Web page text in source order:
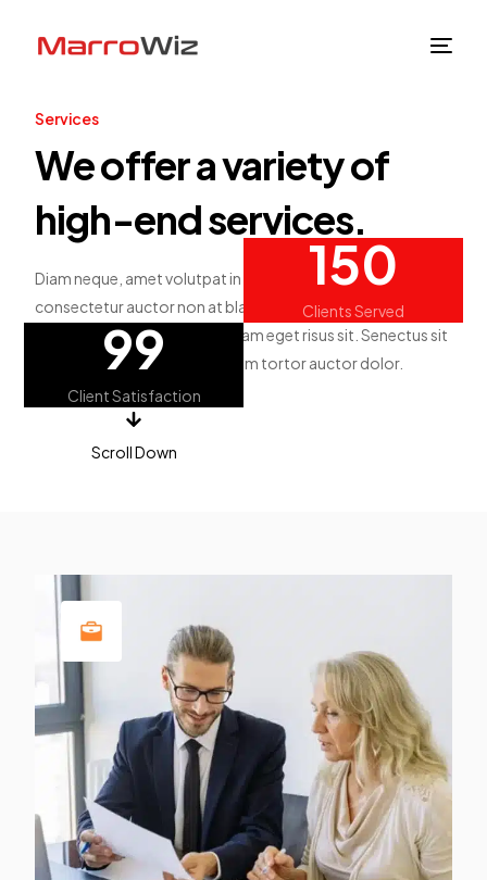
Services
We offer a variety of
high-endservices.
Diam neque, amet volutpat in eget tortor, sit. Pulvinar
consectetur auctor non at blandit lacus. Pretium
adipiscing feugiat mi amet, diam eget risus sit. Senectus sit
turpis velit aenean. Nibh in quam tortor auctor dolor.
Scroll Down
150
Clients Served
99
Client Satisfaction